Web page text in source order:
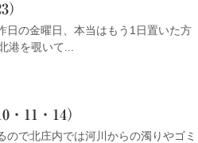
日の金曜日、本当はもう1日置いた方
港を覗いて...
11・14）
で北庄内では河川からの濁りやゴミ